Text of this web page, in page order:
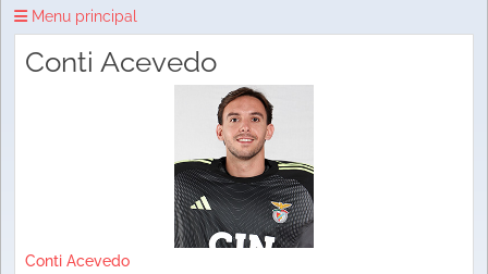
Menu principal
Conti Acevedo
Conti Acevedo